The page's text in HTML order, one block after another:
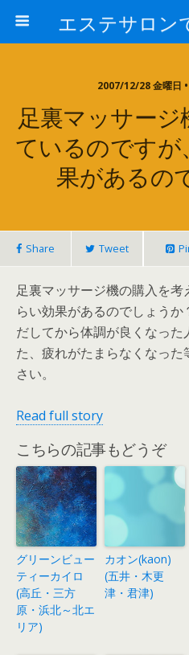
2007/12/28 金曜日
足裏マッサージ
ているのです
果があるの
Share Tweet
足裏マッサージ機の購入を考
らい効果があるのでしょう
だしてから体調が良くなっ
た、疲れがたまらなくなっ
さい。
Read full story
こちらの記事もどうぞ
グリーンビュー
ティーカイロ
(高丘・三方
原・浜北～北エ
リア)
カオン(kaon)
(五井・木更
津・君津)